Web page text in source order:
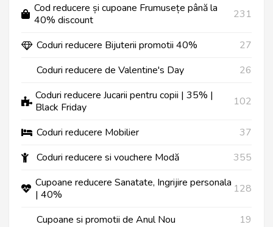
Cod reducere și cupoane Frumusețe până la
40% discount
231
Coduri reducere Bijuterii promotii 40%
27
Coduri reducere de Valentine's Day
26
Coduri reducere Jucarii pentru copii | 35% |
Black Friday
102
Coduri reducere Mobilier
37
Coduri reducere si vouchere Modă
355
Cupoane reducere Sanatate, Ingrijire personala
| 40%
128
Cupoane si promotii de Anul Nou
19